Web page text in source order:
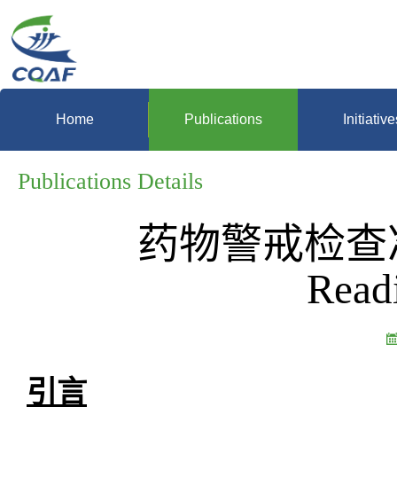
Home Publications
Publications Details
药物警戒检
引言